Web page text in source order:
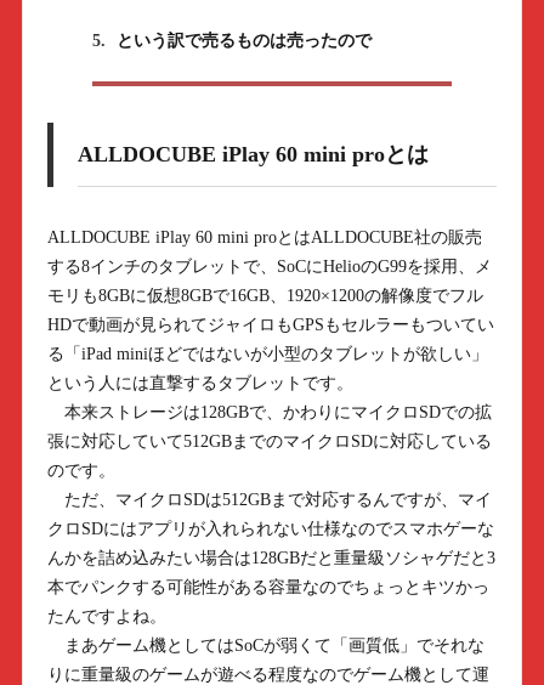
5. という訳で売るものは売ったので
ALLDOCUBE iPlay 60 mini proとは
ALLDOCUBE iPlay 60 mini proとはALLDOCUBE社の販売
する8インチのタブレットで、SoCにHelioのG99を採用、メ
モリも8GBに仮想8GBで16GB、1920×1200の解像度でフル
HDで動画が見られてジャイロもGPSもセルラーもついてい
る「iPad miniほどではないが小型のタブレットが欲しい」
という人には直撃するタブレットです。
本来ストレージは128GBで、かわりにマイクロSDでの拡
張に対応していて512GBまでのマイクロSDに対応している
のです。
ただ、マイクロSDは512GBまで対応するんですが、マイ
クロSDにはアプリが入れられない仕様なのでスマホゲーな
んかを詰め込みたい場合は128GBだと重量級ソシャゲだと3
本でパンクする可能性がある容量なのでちょっとキツかっ
たんですよね。
まあゲーム機としてはSoCが弱くて「画質低」でそれな
りに重量級のゲームが遊べる程度なのでゲーム機として運